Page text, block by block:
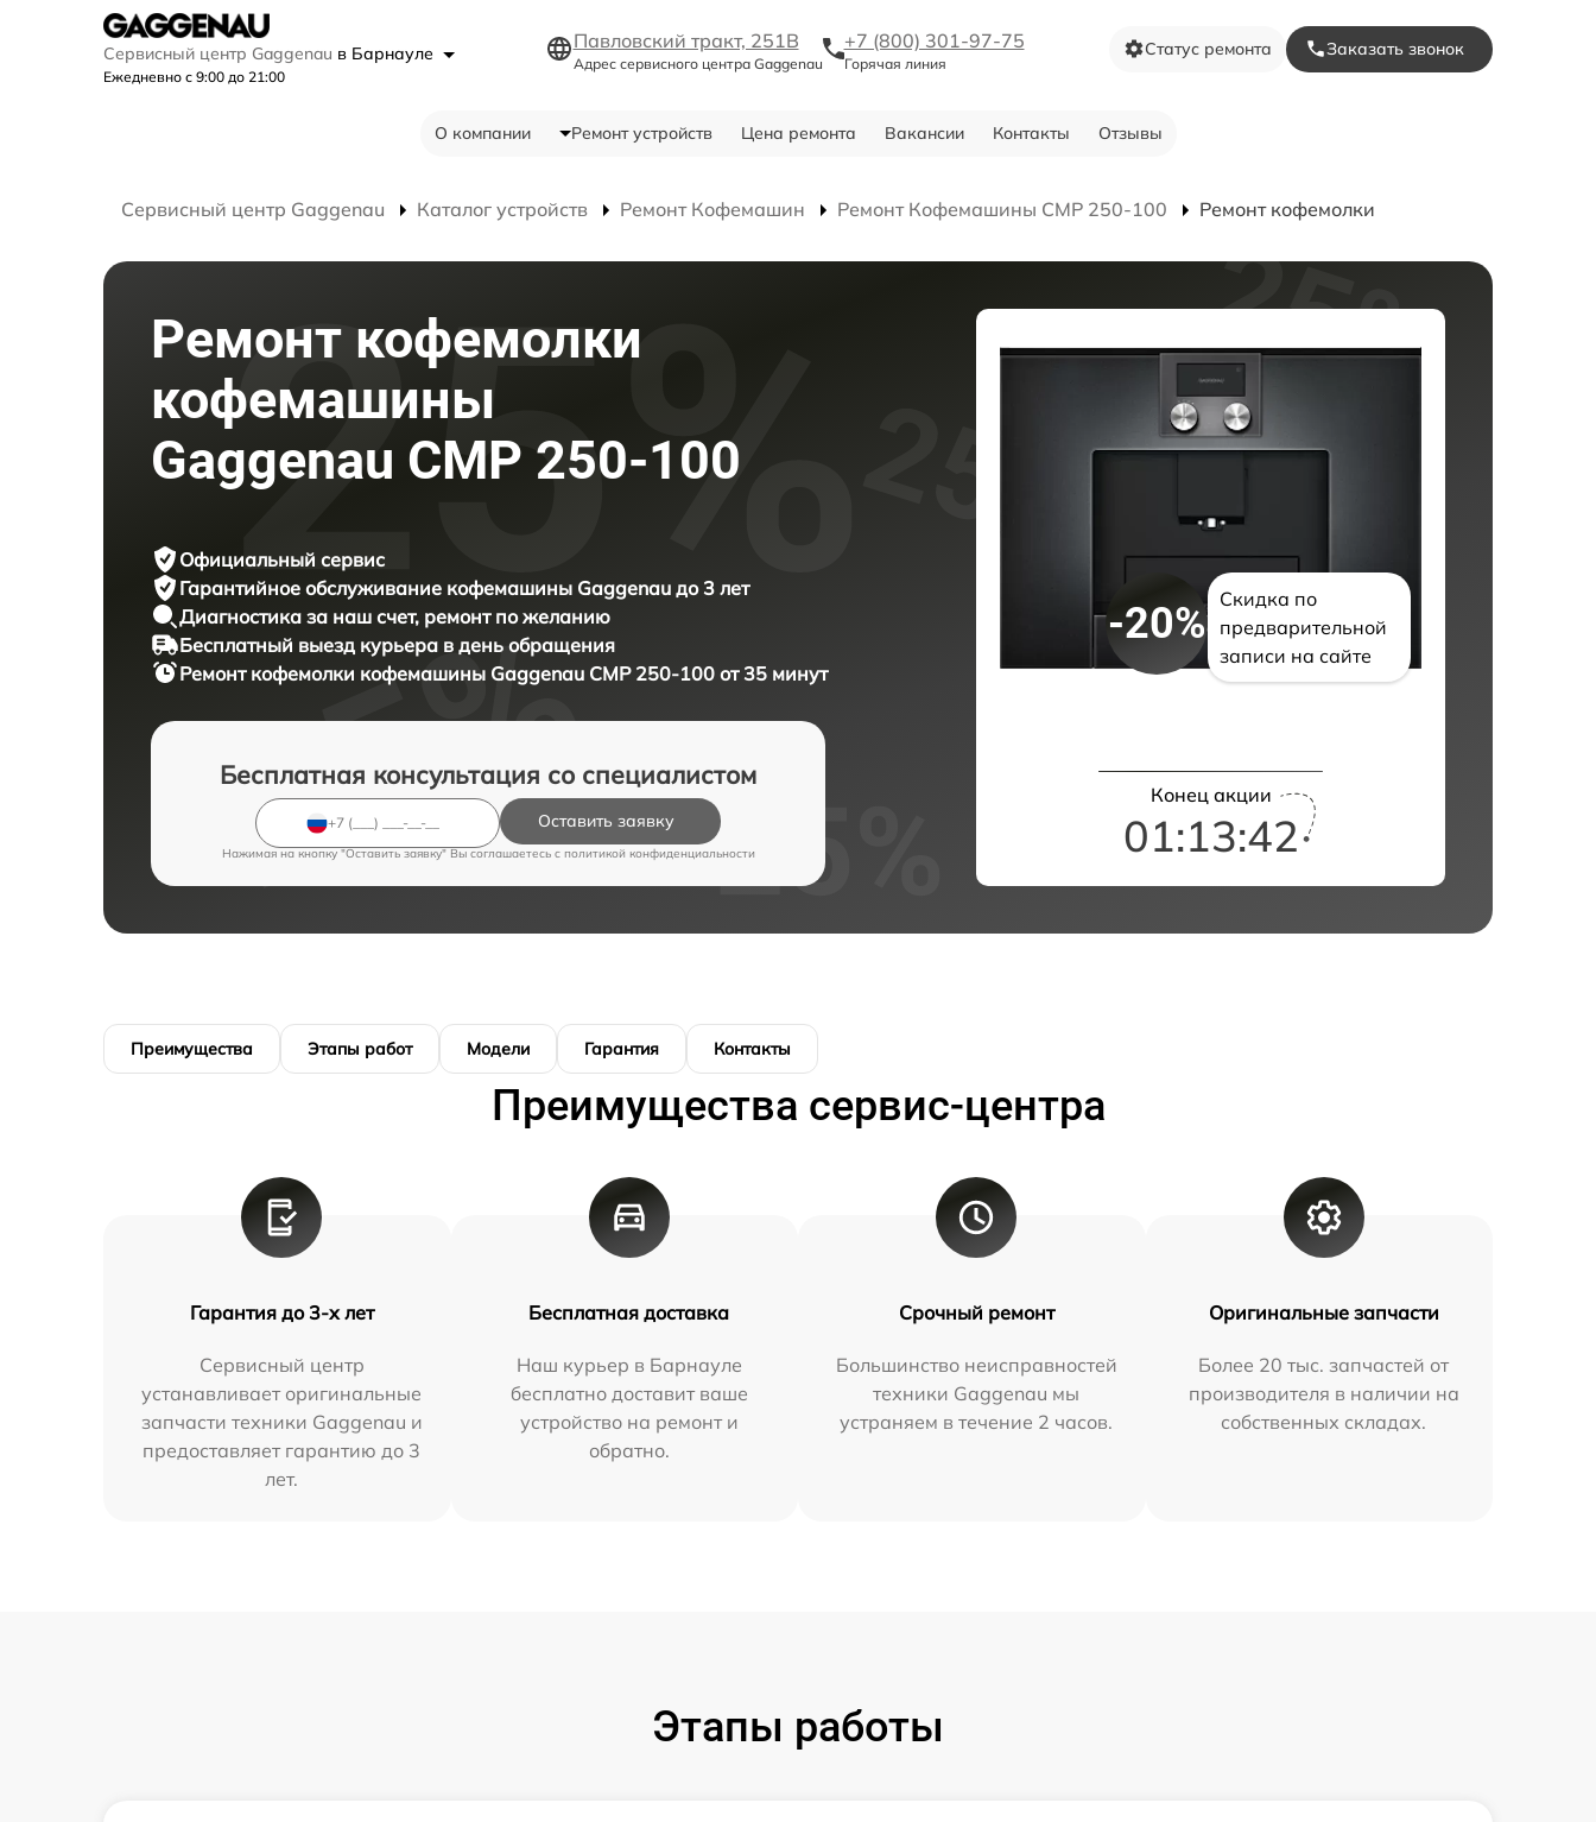
Сервисный центр Gaggenau в Барнауле
Ежедневно с 9:00 до 21:00
Павловский тракт, 251В
Адрес сервисного центра Gaggenau
+7 (800) 301-97-75
Горячая линия
Статус ремонта Заказать звонок
О компании Ремонт устройств Цена ремонта Вакансии Контакты Отзывы
Сервисный центр Gaggenau Каталог устройств Ремонт Кофемашин Ремонт Кофемашины CMP 250-100 Ремонт кофемолки
Ремонт кофемолки
кофемашины
Gaggenau CMP 250-100
Официальный сервис
Гарантийное обслуживание кофемашины Gaggenau до 3 лет
Диагностика за наш счет, ремонт по желанию
Бесплатный выезд курьера в день обращения
Ремонт кофемолки кофемашины Gaggenau CMP 250-100 от 35 минут
Бесплатная консультация со специалистом
Оставить заявку
Нажимая на кнопку "Оставить заявку" Вы соглашаетесь c политикой конфиденциальности
-20%
Скидка по
предварительной
записи на сайте
Конец акции
01:13:41
Преимущества Этапы работ Модели Гарантия Контакты
Преимущества сервис-центра
Гарантия до 3-х лет
Сервисный центр
устанавливает оригинальные
запчасти техники Gaggenau и
предоставляет гарантию до 3
лет.
Бесплатная доставка
Наш курьер в Барнауле
бесплатно доставит ваше
устройство на ремонт и
обратно.
Срочный ремонт
Большинство неисправностей
техники Gaggenau мы
устраняем в течение 2 часов.
Оригинальные запчасти
Более 20 тыс. запчастей от
производителя в наличии на
собственных складах.
Этапы работы